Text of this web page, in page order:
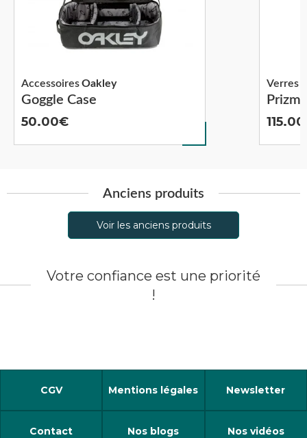
Goggle Case
AccessoiresOakley
50.00
Prizm
Verres
115.00
Anciens produits
Voir les anciens produits
Votre confiance est une priorité
!
CGV Mentions légales Newsletter
Contact Nos blogs Nos vidéos